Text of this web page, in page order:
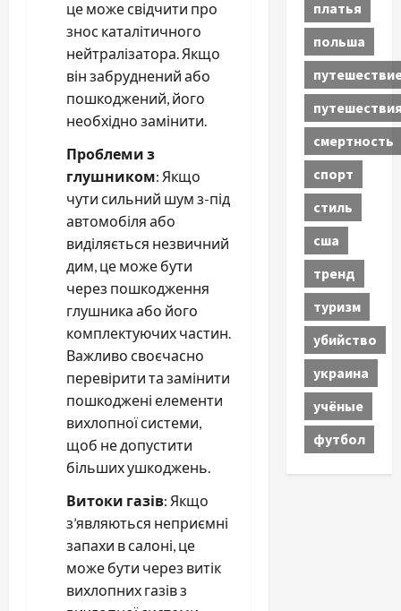
це може свідчити про
знос каталітичного
нейтралізатора. Якщо
він забруднений або
пошкоджений, його
необхідно замінити.
Проблеми з
глушником: Якщо
чути сильний шум з-під
автомобіля або
виділяється незвичний
дим, це може бути
через пошкодження
глушника або його
комплектуючих частин.
Важливо своєчасно
перевірити та замінити
пошкоджені елементи
вихлопної системи,
щоб не допустити
більших ушкоджень.
Витоки газів: Якщо
з’являються неприємні
запахи в салоні, це
може бути через витік
вихлопних газів з
платья
польша
смертность
спорт
стиль
сша
тренд
туризм
убийство
украина
учёные
футбол